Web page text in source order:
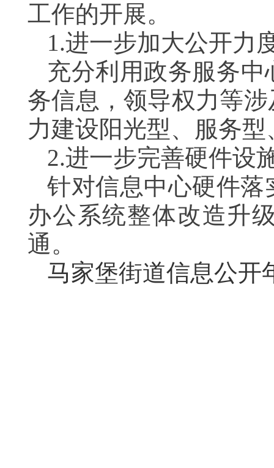
工作的开展。
1.进一步加大公开力
充分利用政务服务
务信息，领导权力等
力建设阳光型、服务
2.进一步完善硬件设
针对信息中心硬件落
办公系统整体改造升
通。
马家堡街道信息公开